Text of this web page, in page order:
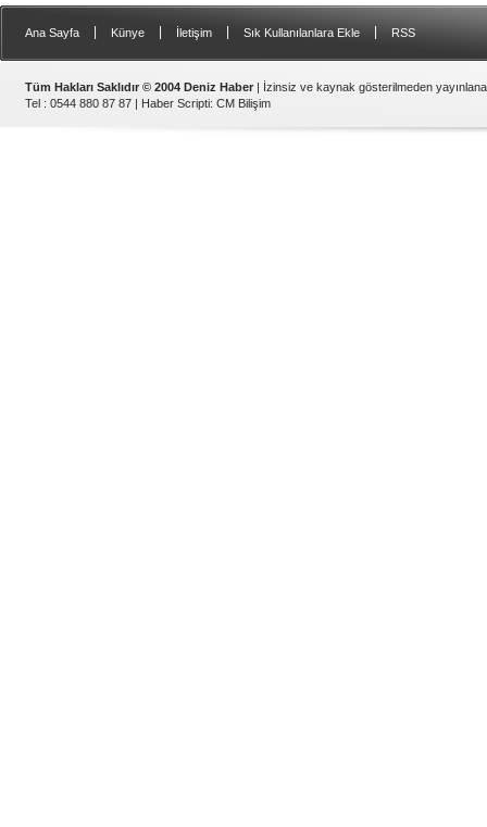
Ana Sayfa Künye İletişim Sık Kullanılanlara Ekle RSS
Tüm Hakları Saklıdır © 2004 Deniz Haber | İzinsiz ve kaynak gösterilmeden
Tel : 0544 880 87 87 | Haber Scripti: CM Bilişim